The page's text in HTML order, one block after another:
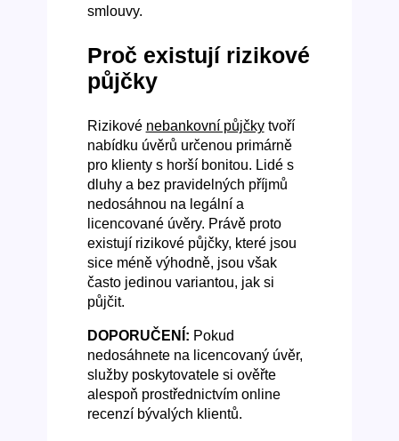
smlouvy.
Proč existují rizikové
půjčky
Rizikové nebankovní půjčkytvoří
nabídku úvěrů určenou primárně
pro klienty s horší bonitou. Lidé s
dluhy a bez pravidelných příjmů
nedosáhnou na legální a
licencované úvěry. Právě proto
existují rizikové půjčky, které jsou
sice méně výhodně, jsou však
často jedinou variantou, jak si
půjčit.
DOPORUČENÍ: Pokud
nedosáhnete na licencovaný úvěr,
služby poskytovatele si ověřte
alespoň prostřednictvím online
recenzí bývalých klientů.